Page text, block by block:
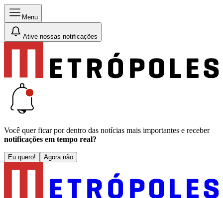
Menu
Ative nossas notificações
Você quer ficar por dentro das notícias mais importantes e receber
notificações em tempo real?
Eu quero! Agora não